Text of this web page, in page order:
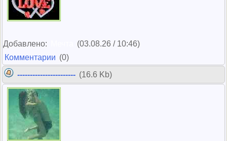
Добавлено:
(03.08.26 / 10:46)
Комментарии (0)
----------------------- (16.6 Kb)